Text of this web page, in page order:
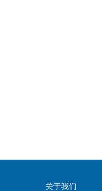
关于我们